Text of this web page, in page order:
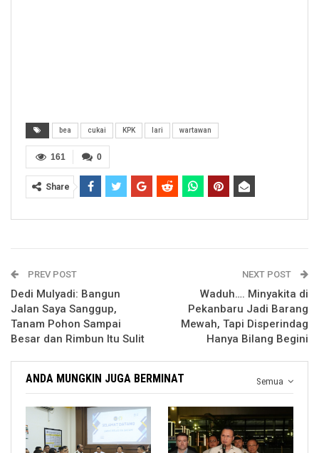
bea cukai KPK lari wartawan
0
161
Share
PREV POST
Dedi Mulyadi: Bangun
Jalan Saya Sanggup,
Tanam Pohon Sampai
Besar dan Rimbun Itu Sulit
NEXT POST
Waduh…. Minyakita di
Pekanbaru Jadi Barang
Mewah, Tapi Disperindag
Hanya Bilang Begini
Semua
ANDA MUNGKIN JUGA BERMINAT